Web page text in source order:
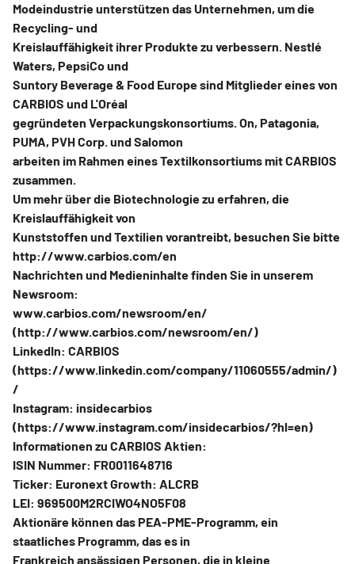
Modeindustrie unterstützen das Unternehmen, um die
Recycling- und
Kreislauffähigkeit ihrer Produkte zu verbessern. Nestlé
Waters, PepsiCo und
Suntory Beverage & Food Europe sind Mitglieder eines von
CARBIOS und L'Oréal
gegründeten Verpackungskonsortiums. On, Patagonia,
PUMA, PVH Corp. und Salomon
arbeiten im Rahmen eines Textilkonsortiums mit CARBIOS
zusammen.
Um mehr über die Biotechnologie zu erfahren, die
Kreislauffähigkeit von
Kunststoffen und Textilien vorantreibt, besuchen Sie bitte
http://www.carbios.com/en
Nachrichten und Medieninhalte finden Sie in unserem
Newsroom:
www.carbios.com/newsroom/en/
(http://www.carbios.com/newsroom/en/)
LinkedIn: CARBIOS
(https://www.linkedin.com/company/11060555/admin/)
/
Instagram: insidecarbios
(https://www.instagram.com/insidecarbios/?hl=en)
Informationen zu CARBIOS Aktien:
ISIN Nummer: FR0011648716
Ticker: Euronext Growth: ALCRB
LEI: 969500M2RCIWO4NO5F08
Aktionäre können das PEA-PME-Programm, ein
staatliches Programm, das es in
Frankreich ansässigen Personen, die in kleine